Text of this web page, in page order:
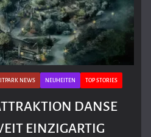
NEWS NEUHEITEN TOP STORIES
DANSE
EINZIGARTIG